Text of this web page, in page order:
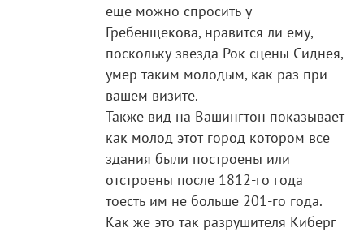
еще можно спросить у
Гребенщекова, нравится ли ему,
поскольку звезда Рок сцены Сиднея,
умер таким молодым, как раз при
вашем визите.
Также вид на Вашингтон показывает
как молод этот город котором все
здания были построены или
отстроены после 1812-го года
тоесть им не больше 201-го года.
Как же это так разрушителя Киберг